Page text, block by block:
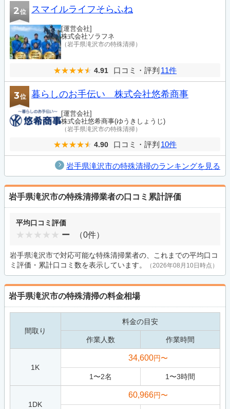
2位 スマイルライフそらふね
[運営会社]
株式会社ソラフネ
（岩手県滝沢市の特殊清掃）
4.91 口コミ・評判 11件
3位 暮らしのお手伝い 株式会社悠希商事
[運営会社]
株式会社悠希商事(ゆうきしょうじ)
（岩手県滝沢市の特殊清掃）
4.90 口コミ・評判 10件
岩手県滝沢市の特殊清掃のランキングを見る
岩手県滝沢市の特殊清掃業者の口コミ累計評価
平均口コミ評価
ー （0件）
岩手県滝沢市で対応可能な特殊清掃業者の、これまでの平均口コ
ミ評価・累計口コミ数を表示しています。
（2026年08月10日時点）
岩手県滝沢市の特殊清掃の料金相場
間取り
料金の目安
作業人数 作業時間
1K
34,600円〜
1〜2名 1〜3時間
1DK
60,966円〜